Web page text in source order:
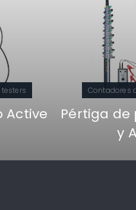
Active
Contadores
Pértiga de
y